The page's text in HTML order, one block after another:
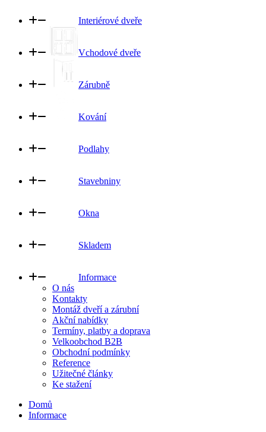
Interiérové dveře
Vchodové dveře
Zárubně
Kování
Podlahy
Stavebniny
Okna
Skladem
Informace
O nás
Kontakty
Montáž dveří a zárubní
Akční nabídky
Termíny, platby a doprava
Velkoobchod B2B
Obchodní podmínky
Reference
Užitečné články
Ke stažení
Domů
Informace